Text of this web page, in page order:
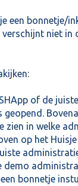
een bonnetje/
niet in
of de juiste
zien in welke
op het Huisje
demo
bonnetje